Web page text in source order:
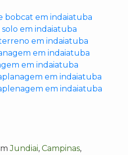
bobcat em indaiatuba
em indaiatuba
em indaiatuba
em indaiatuba
em indaiatuba
em indaiatuba
em indaiatuba
Jundiai, Campinas,